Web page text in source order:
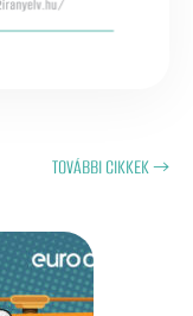
TOVÁBBI CIKKEK →